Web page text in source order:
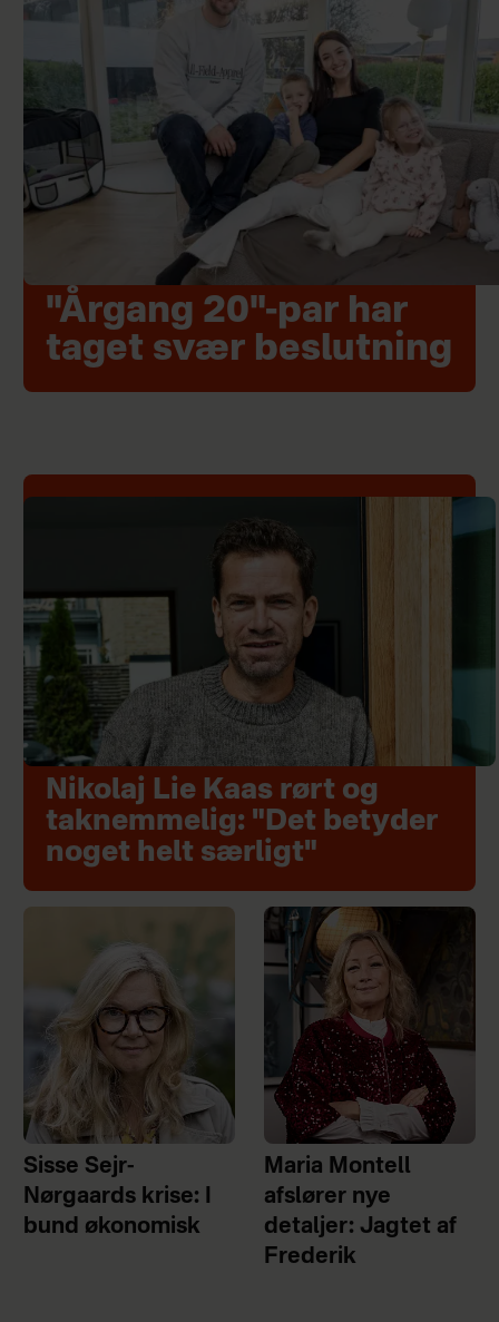
"Årgang 20"-par har
taget svær beslutning
Nikolaj Lie Kaas rørt og
taknemmelig: "Det betyder
noget helt særligt"
Sisse Sejr-
Nørgaards krise: I
bund økonomisk
Maria Montell
afslører nye
detaljer: Jagtet af
Frederik